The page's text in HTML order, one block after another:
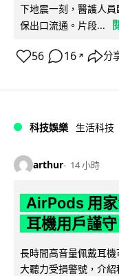
下地震一刻，醫護人
保出口流通。片段...
56 16 ↗ 分
科技娛樂 生活科技
arthur 14 小時
AirPods 用
耳機用戶謹
長時間高音量佩戴耳
大聽力受損警號，介